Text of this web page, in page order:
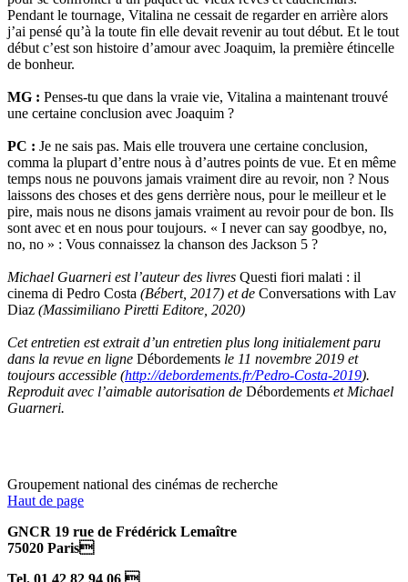
Pendant le tournage, Vitalina ne cessait de regarder en arrière alors
j’ai pensé qu’à la toute fin elle devait revenir au tout début. Et le tout
début c’est son histoire d’amour avec Joaquim, la première étincelle
de bonheur.
MG : Penses-tu que dans la vraie vie, Vitalina a maintenant trouvé
une certaine conclusion avec Joaquim ?
PC : Je ne sais pas. Mais elle trouvera une certaine conclusion,
comma la plupart d’entre nous à d’autres points de vue. Et en même
temps nous ne pouvons jamais vraiment dire au revoir, non ? Nous
laissons des choses et des gens derrière nous, pour le meilleur et le
pire, mais nous ne disons jamais vraiment au revoir pour de bon. Ils
sont avec et en nous pour toujours. « I never can say goodbye, no,
no, no » : Vous connaissez la chanson des Jackson 5 ?
Michael Guarneri est l’auteur des livres Questi fiori malati : il
cinema di Pedro Costa (Bébert, 2017) et de Conversations with Lav
Diaz (Massimiliano Piretti Editore, 2020)
Cet entretien est extrait d’un entretien plus long initialement paru
dans la revue en ligne Débordements le 11 novembre 2019 et
toujours accessible (http://debordements.fr/Pedro-Costa-2019).
Reproduit avec l’aimable autorisation de Débordements et Michael
Guarneri.
Groupement national des cinémas de recherche
Haut de page
GNCR 19 rue de Frédérick Lemaître
75020 Paris
Tel. 01 42 82 94 06 